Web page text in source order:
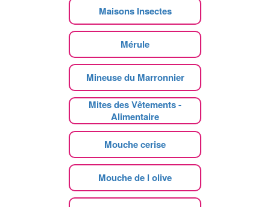
Maisons Insectes
Mérule
Mineuse du Marronnier
Mites des Vêtements -
Alimentaire
Mouche cerise
Mouche de l olive